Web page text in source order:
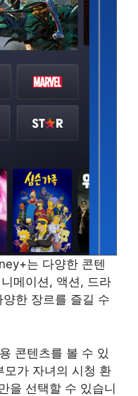
는 다양한 콘텐
메이션, 액션, 드라
한 장르를 즐길 수
콘텐츠를 볼 수 있
모가 자녀의 시청 환
을 선택할 수 있습니